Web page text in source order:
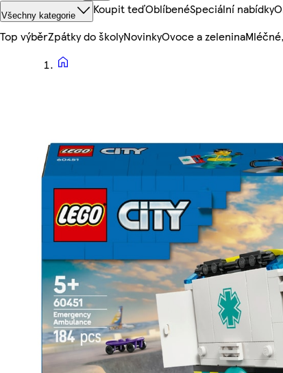
Všechny kategorie Koupit teďOblíbenéSpeciální nabídky
Top výběrZpátky do školyNovinkyOvoce a zelenina